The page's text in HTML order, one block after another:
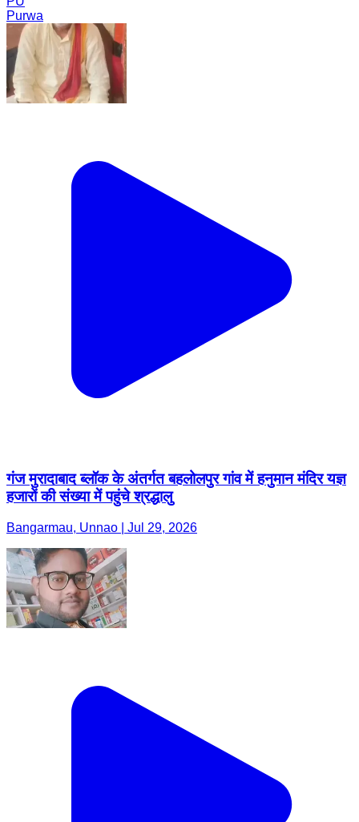
Purwa
गंज मुरादाबाद ब्लॉक के अंतर्गत बहलोलपुर गांव में हनुमान मंदिर यज्ञ
हजारों की संख्या में पहुंचे श्रद्धालु
Bangarmau, Unnao | Jul 29, 2026